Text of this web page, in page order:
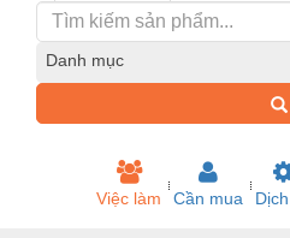
Danh mục
Việc làm Cần mua